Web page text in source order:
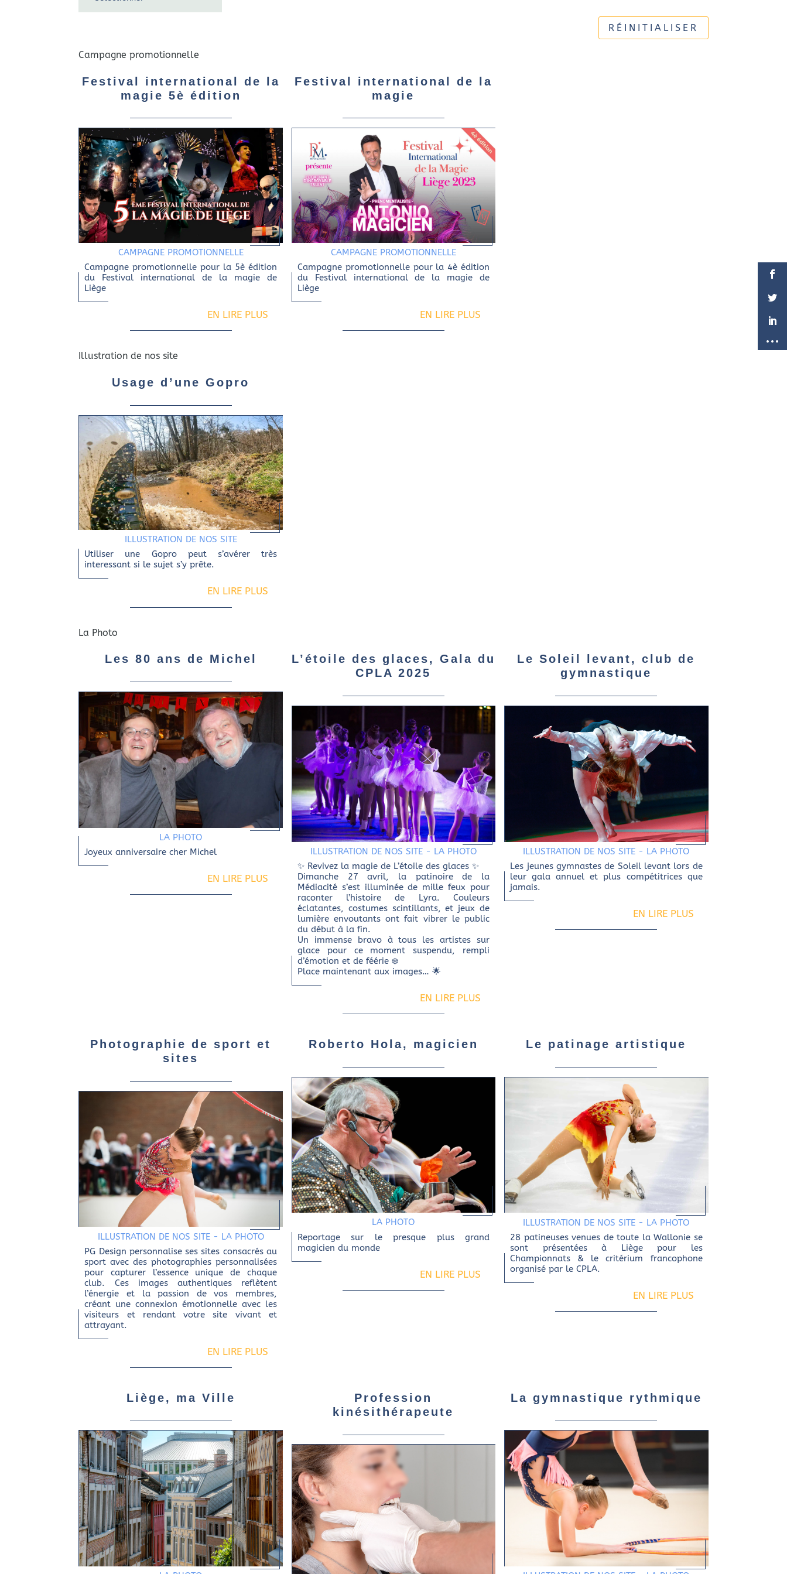
RÉINITIALISER
Campagne promotionnelle
Festival international de la
magie 5è édition
CAMPAGNE PROMOTIONNELLE
Campagne promotionnelle pour la 5è édition
du Festival international de la magie de
Liège
EN LIRE PLUS
Festival international de la
magie
CAMPAGNE PROMOTIONNELLE
Campagne promotionnelle pour la 4è édition
du Festival international de la magie de
Liège
EN LIRE PLUS
Illustration de nos site
Usage d’une Gopro
ILLUSTRATION DE NOS SITE
Utiliser une Gopro peut s’avérer très
interessant si le sujet s’y prête.
EN LIRE PLUS
La Photo
Les 80 ans de Michel
LA PHOTO
Joyeux anniversaire cher Michel
EN LIRE PLUS
L’étoile des glaces, Gala du
CPLA 2025
ILLUSTRATION DE NOS SITE- LA PHOTO
✨ Revivez la magie de L’étoile des glaces ✨
Dimanche 27 avril, la patinoire de la
Médiacité s’est illuminée de mille feux pour
raconter l’histoire de Lyra. Couleurs
éclatantes, costumes scintillants, et jeux de
lumière envoutants ont fait vibrer le public
du début à la fin.
Un immense bravo à tous les artistes sur
glace pour ce moment suspendu, rempli
d’émotion et de féérie ❄️
Place maintenant aux images… 🌟
EN LIRE PLUS
Le Soleil levant, club de
gymnastique
ILLUSTRATION DE NOS SITE - LA PHOTO
Les jeunes gymnastes de Soleil levant lors de
leur gala annuel et plus compétitrices que
jamais.
EN LIRE PLUS
Photographie de sport et
sites
ILLUSTRATION DE NOS SITE- LA PHOTO
PG Design personnalise ses sites consacrés au
sport avec des photographies personnalisées
pour capturer l’essence unique de chaque
club. Ces images authentiques reflètent
l’énergie et la passion de vos membres,
créant une connexion émotionnelle avec les
visiteurs et rendant votre site vivant et
attrayant.
EN LIRE PLUS
Roberto Hola, magicien
LA PHOTO
Reportage sur le presque plus grand
magicien du monde
EN LIRE PLUS
Le patinage artistique
ILLUSTRATION DE NOS SITE - LA PHOTO
28 patineuses venues de toute la Wallonie se
sont présentées à Liège pour les
Championnats & le critérium francophone
organisé par le CPLA.
EN LIRE PLUS
Liège, ma Ville
Profession
kinésithérapeute
La gymnastique rythmique